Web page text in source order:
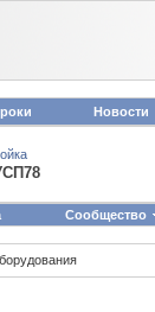
Новости
Сообщество